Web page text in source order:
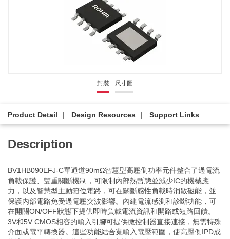
封裝 尺寸圖
Product Detail Design Resources Support Links
Description
BV1HB090EFJ-C單通道90mΩ智慧型高壓側功率元件整合了過電流
負載保護、雙重關斷機制，可限制內部熱暫態並減少IC的機械應
力，以及智慧型主動箝位電路，可在關斷感性負載時消散磁能，並
保護內部電路免受過電壓突波影響。內建電流感測和診斷功能，可
在開關ON/OFF狀態下提供即時負載電流資訊和開路或短路回饋。
3V和5V CMOS相容的輸入引腳可提供微控制器直接連接，無需特殊
介面或電平轉換器。這些功能結合寬輸入電壓範圍，使高壓側IPD成